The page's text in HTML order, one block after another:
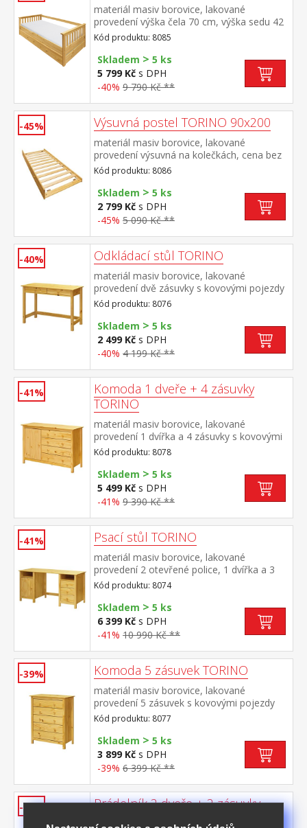
materiál masiv borovice, lakované
provedení výška čela 70 cm, výška sedu 42
cm, cena bez roštu a matrace minimální
doporučená výška matrace 15
cm doporučený rozměr matrace 90 × 200
cm a rošt R1 k pohovce možno dokoupit
výsuvnou přistýlku TORINO 8086 nebo
Kód produktu: 8085
Skladem > 5 ks
5 799 Kč s DPH
-40% 9 790 Kč **
-45% Výsuvná postel TORINO 90x200
materiál masiv borovice, lakované
provedení výsuvná na kolečkách, cena bez
matrace maximální doporučená výška
matrace 14 cm doporučený rozměr
matrace 90 × 200 cm vhodná jako výsuvná
přistýlka k pohovce TORINO 8085 nebo k
jednolůžku JANA ID30400225
Kód produktu: 8086
Skladem > 5 ks
2 799 Kč s DPH
-45% 5 090 Kč **
-40% Odkládací stůl TORINO
materiál masiv borovice, lakované
provedení dvě zásuvky s kovovými pojezdy
Kód produktu: 8076
Skladem > 5 ks
2 499 Kč s DPH
-40% 4 199 Kč **
-41%
Komoda 1 dveře + 4 zásuvky
TORINO
materiál masiv borovice, lakované
provedení 1 dvířka a 4 zásuvky s kovovými
pojezdy
Kód produktu: 8078
Skladem > 5 ks
5 499 Kč s DPH
-41% 9 390 Kč **
-41% Psací stůl TORINO
materiál masiv borovice, lakované
provedení 2 otevřené police, 1 dvířka a 3
zásuvky s kovovými pojezdy výsuv není
součástí dodávky ke stolu je možno
dokoupit výsuvnou desku na klávesnici 8840
Kód produktu: 8074
Skladem > 5 ks
6 399 Kč s DPH
-41% 10 990 Kč **
-39% Komoda 5 zásuvek TORINO
materiál masiv borovice, lakované
provedení 5 zásuvek s kovovými pojezdy
Kód produktu: 8077
Skladem > 5 ks
3 899 Kč s DPH
-39% 6 399 Kč **
-43%
Prádelník 2 dveře + 2 zásuvky